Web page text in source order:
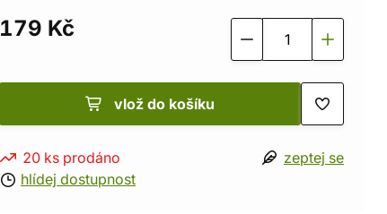
179 Kč
vlož do košíku
20 ks prodáno
hlídej dostupnost
zeptej se